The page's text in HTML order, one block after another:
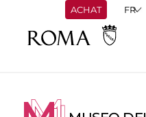
ACHAT